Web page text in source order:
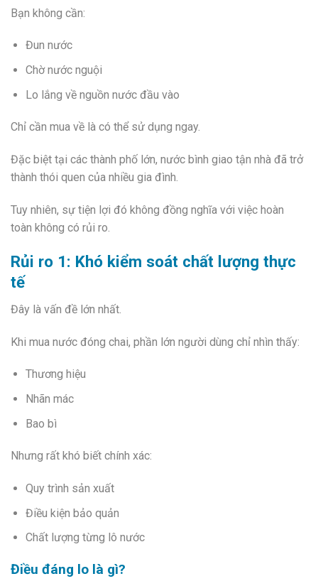
Bạn không cần:
Đun nước
Chờ nước nguội
Lo lắng về nguồn nước đầu vào
Chỉ cần mua về là có thể sử dụng ngay.
Đặc biệt tại các thành phố lớn, nước bình giao tận nhà đã trở
thành thói quen của nhiều gia đình.
Tuy nhiên, sự tiện lợi đó không đồng nghĩa với việc hoàn
toàn không có rủi ro.
Rủi ro 1: Khó kiểm soát chất lượng thực
tế
Đây là vấn đề lớn nhất.
Khi mua nước đóng chai, phần lớn người dùng chỉ nhìn thấy:
Thương hiệu
Nhãn mác
Bao bì
Nhưng rất khó biết chính xác:
Quy trình sản xuất
Điều kiện bảo quản
Chất lượng từng lô nước
Điều đáng lo là gì?